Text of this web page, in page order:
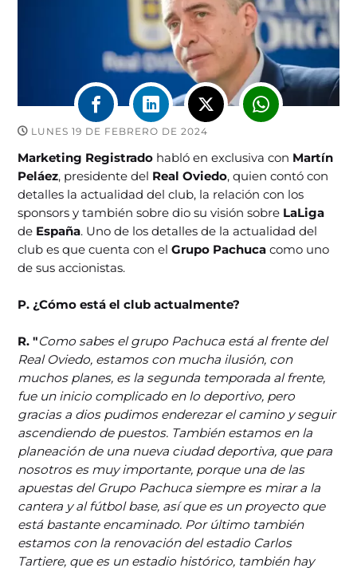
LUNES 19 DE FEBRERO DE 2024
Marketing Registrado habló en exclusiva con Martín
Peláez, presidente del Real Oviedo, quien contó con
detalles la actualidad del club, la relación con los
sponsors y también sobre dio su visión sobre LaLiga
de España. Uno de los detalles de la actualidad del
club es que cuenta con elGrupo Pachuca como uno
de sus accionistas.
P. ¿Cómo está el club actualmente?
R. "Como sabes el grupo Pachuca está al frente del
Real Oviedo, estamos con mucha ilusión, con
muchos planes, es la segunda temporada al frente,
fue un inicio complicado en lo deportivo, pero
gracias a dios pudimos enderezar el camino y seguir
ascendiendo de puestos. También estamos en la
planeación de una nueva ciudad deportiva, que para
nosotros es muy importante, porque una de las
apuestas del Grupo Pachuca siempre es mirar a la
cantera y al fútbol base, así que es un proyecto que
está bastante encaminado. Por último también
estamos con la renovación del estadio Carlos
Tartiere, que es un estadio histórico, también hay